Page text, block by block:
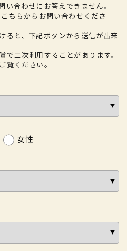
い合わせにお答えできません。
こちらからお問い合わせくださ
ると、下記ボタンから送信が出来
二次利用することがあります。
覧ください。
女性